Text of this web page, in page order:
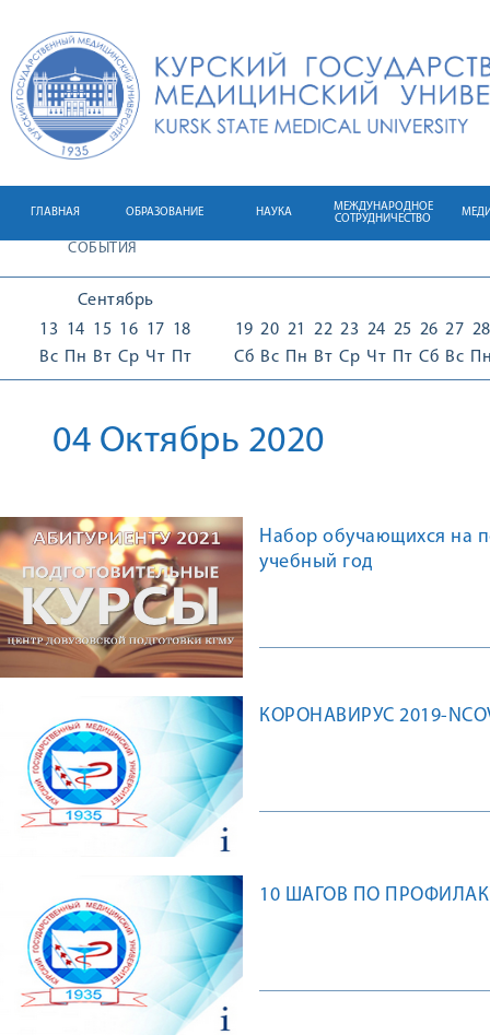
ГЛАВНАЯ ОБРАЗОВАНИЕ НАУКА
МЕЖДУНАРОДНОЕ
СОТРУДНИЧЕСТВО
СОБЫТИЯ
Сентябрь
13
Вс
14
Пн
15
Вт
16
Ср
17
Чт
18
Пт
19
Сб
20
Вс
21
Пн
22
Вт
23
Ср
24
Чт
25
Пт
26
Сб
27
Вс
28
04 Октябрь 2020
Набор обучающихся на
учебный год
КОРОНАВИРУС 2019-
10 ШАГОВ ПО